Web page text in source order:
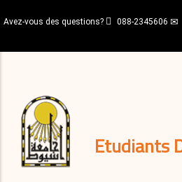
au
principal
Avez-vous des questions? 088-2345606
Etudiants
décisions
Expatriés
Journal